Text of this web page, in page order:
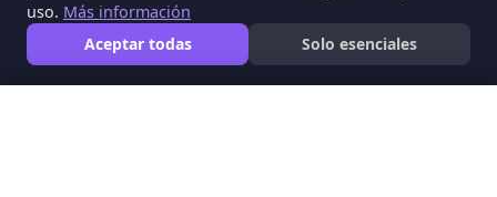
uso. Más información
Aceptar todas
Solo esenciales
2021
2020